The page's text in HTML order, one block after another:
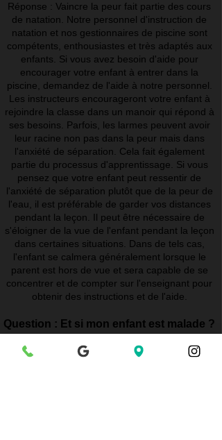
Réponse : Vaincre la peur fait partie des cours
de natation. Notre personnel d'instruction de
natation et nos gestionnaires de piscine sont
compétents, enthousiastes et très adaptés aux
enfants. Si vous avez besoin d'aide pour
encourager votre enfant à entrer dans la
piscine, demandez de l'aide à notre personnel.
Les instructeurs encourageront votre enfant à
rejoindre la classe dans un manoir qui répond à
ses besoins. Parfois, les larmes peuvent avoir
leur racine non pas dans la peur mais dans
l'anxiété de séparation. Cela fait également
partie du processus d'apprentissage. Si vous
pensez que votre enfant peut ressentir de
l'anxiété de séparation plutôt que de la peur de
l'eau, il est préférable de garder vos distances
pendant la leçon. Il peut être nécessaire de
s'éloigner de la vue de l'enfant pendant la leçon
dans certaines situations. Dans de tels cas,
l'enfant se calmera généralement lorsque le
parent est hors de vue et sera capable de se
concentrer et de compter sur l'enseignant pour
obtenir des instructions et de l'aide.
Question : Et si mon enfant est malade ?
Réponse : Si votre enfant a de la fièvre ou des